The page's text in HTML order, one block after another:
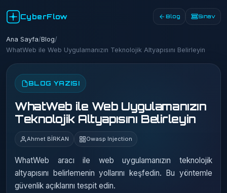
CyberFlow Blog Sınav
Ana Sayfa/Blog/
WhatWeb ile Web Uygulamanızın Teknolojik Altyapısını Belirleyin
BLOG YAZISI
WhatWeb ile Web Uygulamanızın
Teknolojik Altyapısını Belirleyin
Ahmet BİRKAN Owasp Injection
WhatWeb aracı ile web uygulamanızın teknolojik
altyapısını belirlemenin yollarını keşfedin. Bu yöntemle
güvenlik açıklarını tespit edin.